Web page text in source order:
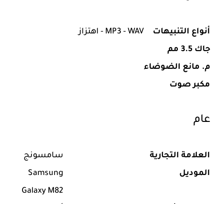
أنواع التنبيهات
MP3 - WAV - اهتزاز
جاك 3.5 مم
م. مانع الضوضاء
مكبر صوت
عام
العلامة التجارية
سامسونج
الموديل
Samsung
Galaxy M82